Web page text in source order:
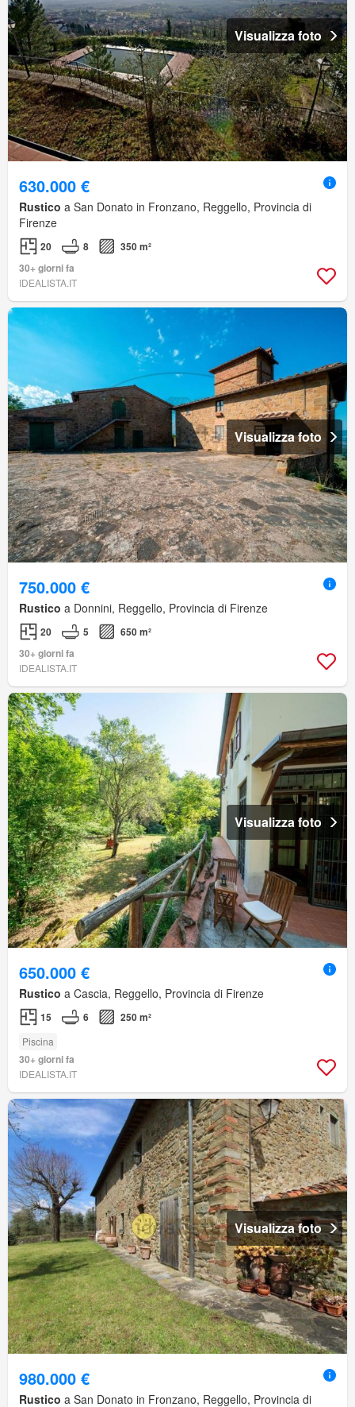
Visualizza foto
630.000 €
Rustico a San Donato in Fronzano, Reggello, Provincia di
Firenze
20 8
350 m²
30+ giorni fa
IDEALISTA.IT
Visualizza foto
750.000 €
Rustico a Donnini, Reggello, Provincia di Firenze
20 5
650 m²
30+ giorni fa
IDEALISTA.IT
Visualizza foto
650.000 €
Rustico a Cascia, Reggello, Provincia di Firenze
15 6 250 m²
Piscina
30+ giorni fa
IDEALISTA.IT
Visualizza foto
980.000 €
Rustico a San Donato in Fronzano, Reggello, Provincia di